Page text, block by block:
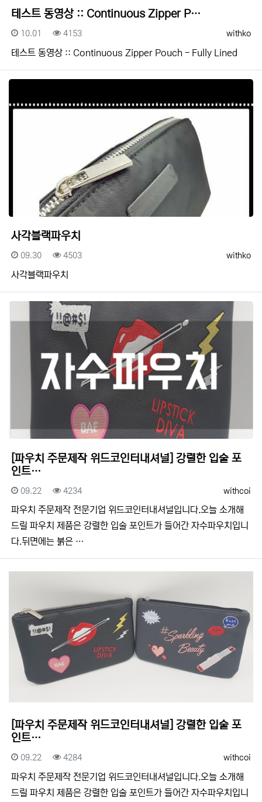
테스트 동영상 :: Continuous Zipper P…
등록자
withko
등록일
10.01 조회
4153
테스트 동영상 :: Continuous Zipper Pouch - Fully Lined
사각블랙파우치
등록자
withko
등록일
09.30 조회
4503
사각블랙파우치
[파우치 주문제작 위드코인터내셔널] 강렬한 입술 포
인트…
등록자
withcoi
등록일
09.22 조회
4234
​​파우치 주문제작 전문기업 위드코인터내셔널입니다.​​오늘 소개해
드릴 파우치 제품은 강렬한 입술 포인트가 들어간 자수파우치입니
다.뒤면에는 붉은 …
[파우치 주문제작 위드코인터내셔널] 강렬한 입술 포
인트…
등록자
withcoi
등록일
09.22 조회
4284
​​파우치 주문제작 전문기업 위드코인터내셔널입니다.​​오늘 소개해
드릴 파우치 제품은 강렬한 입술 포인트가 들어간 자수파우치입니